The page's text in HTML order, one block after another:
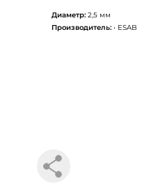
Диаметр:2,5 мм
Производитель:• ESAB